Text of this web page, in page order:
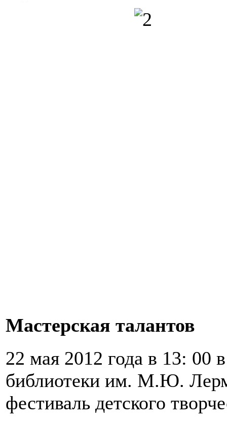
Мастерская талантов
22 мая 2012 года в 13: 00
библиотеки им. М.Ю.
фестиваль детского